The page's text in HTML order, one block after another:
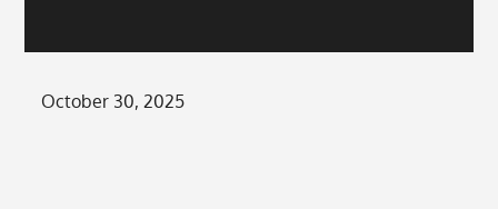
Posted
October 30, 2025